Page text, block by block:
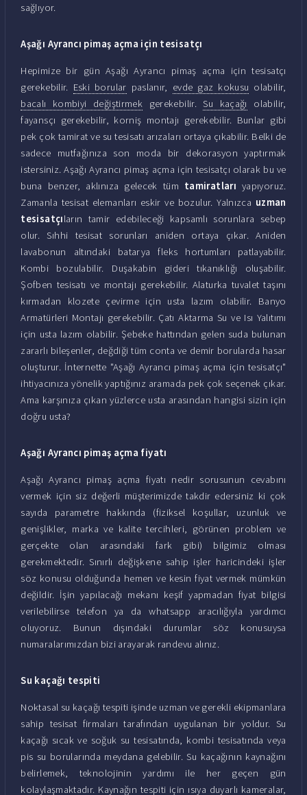
sağlıyor.
Aşağı Ayrancı pimaş açma için tesisatçı
Hepimize bir gün Aşağı Ayrancı pimaş açma için tesisatçı
gerekebilir. Eski borular paslanır, evde gaz kokusu olabilir,
bacalı kombiyi değiştirmek gerekebilir.Su kaçağı
olabilir,
fayansçı gerekebilir, korniş montajı gerekebilir. Bunlar gibi
pek çok tamirat ve su tesisatı arızaları ortaya çıkabilir. Belki de
sadece mutfağınıza son moda bir dekorasyon yaptırmak
istersiniz. Aşağı Ayrancı pimaş açma için tesisatçı olarak bu ve
buna benzer, aklınıza gelecek tüm tamiratları yapıyoruz.
Zamanla tesisat elemanları eskir ve bozulur. Yalnızca uzman
tesisatçıların tamir edebileceği kapsamlı sorunlara sebep
olur. Sıhhi tesisat sorunları aniden ortaya çıkar. Aniden
lavabonun altındaki batarya fleks hortumları patlayabilir.
Kombi bozulabilir. Duşakabin gideri tıkanıklığı oluşabilir.
Şofben tesisatı ve montajı gerekebilir. Alaturka tuvalet taşını
kırmadan klozete çevirme için usta lazım olabilir. Banyo
Armatürleri Montajı gerekebilir. Çatı Aktarma Su ve Isı Yalıtımı
için usta lazım olabilir. Şebeke hattından gelen suda bulunan
zararlı bileşenler, değdiği tüm conta ve demir borularda hasar
oluşturur. İnternette "Aşağı Ayrancı pimaş açma için tesisatçı"
ihtiyacınıza yönelik yaptığınız aramada pek çok seçenek çıkar.
Ama karşınıza çıkan yüzlerce usta arasından hangisi sizin için
doğru usta?
Aşağı Ayrancı pimaş açma fiyatı
Aşağı Ayrancı pimaş açma fiyatı nedir sorusunun cevabını
vermek için siz değerli müşterimizde takdir edersiniz ki çok
sayıda parametre hakkında (fiziksel koşullar, uzunluk ve
genişlikler, marka ve kalite tercihleri, görünen problem ve
gerçekte olan arasındaki fark gibi) bilgimiz olması
gerekmektedir. Sınırlı değişkene sahip işler haricindeki işler
söz konusu olduğunda hemen ve kesin fiyat vermek mümkün
değildir. İşin yapılacağı mekanı keşif yapmadan fiyat bilgisi
verilebilirse telefon ya da whatsapp aracılığıyla yardımcı
oluyoruz. Bunun dışındaki durumlar söz konusuysa
numaralarımızdan bizi arayarak randevu alınız.
Su kaçağı tespiti
Noktasal su kaçağı tespiti işinde uzman ve gerekli ekipmanlara
sahip tesisat firmaları tarafından uygulanan bir yoldur. Su
kaçağı sıcak ve soğuk su tesisatında, kombi tesisatında veya
pis su borularında meydana gelebilir. Su kaçağının kaynağını
belirlemek, teknolojinin yardımı ile her geçen gün
kolaylaşmaktadır. Kaynağın tespiti için ısıya duyarlı kameralar,